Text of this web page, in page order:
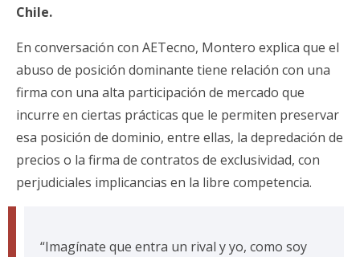
Chile.
En conversación con AETecno, Montero explica que el
abuso de posición dominante tiene relación con una
firma con una alta participación de mercado que
incurre en ciertas prácticas que le permiten preservar
esa posición de dominio, entre ellas, la depredación de
precios o la firma de contratos de exclusividad, con
perjudiciales implicancias en la libre competencia.
“Imagínate que entra un rival y yo, como soy